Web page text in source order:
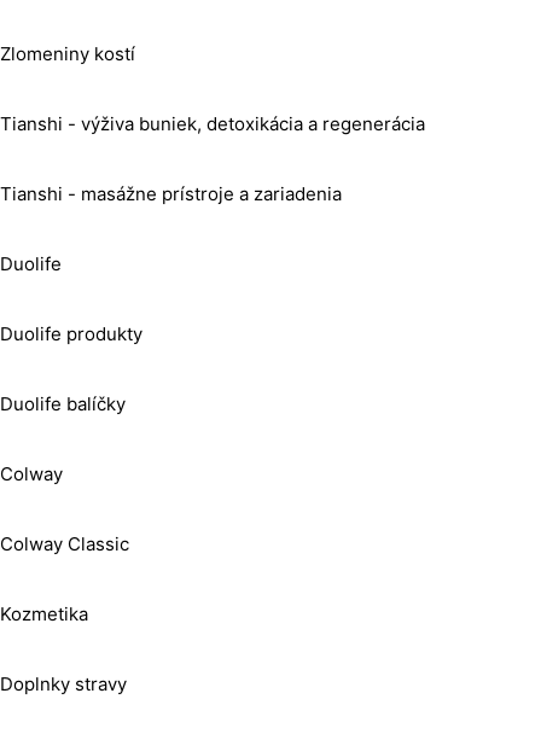
Zlomeniny kostí
Tianshi - výživa buniek, detoxikácia a regenerácia
Tianshi - masážne prístroje a zariadenia
Duolife
Duolife produkty
Duolife balíčky
Colway
Colway Classic
Kozmetika
Doplnky stravy